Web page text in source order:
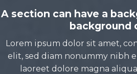
A section can have a
background
Lorem ipsum dolor sit amet,
elit, sed diam nonummy nibh
laoreet dolore magna